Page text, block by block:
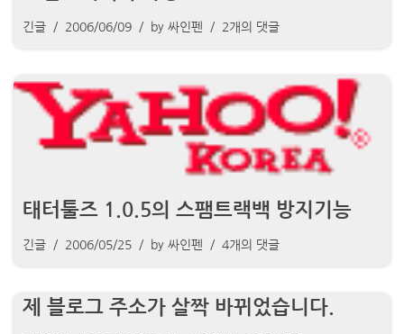
긴글 2006/06/09 by 싸인펜 2개의 댓글
태터툴즈 1.0.5의 스팸트랙백 방지기능
긴글 2006/05/25 by 싸인펜 4개의 댓글
제 블로그 주소가 살짝 바뀌었습니다.